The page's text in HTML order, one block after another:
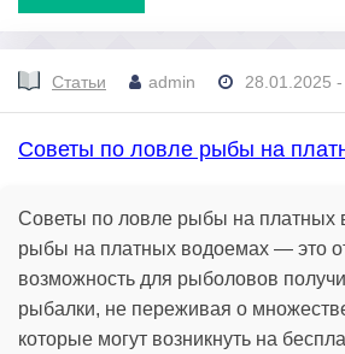
Статьи admin 28.01.2025
Советы по ловле рыбы на
Советы по ловле рыбы на платных
рыбы на платных водоемах — это
возможность для рыболовов
рыбалки, не переживая о
которые могут возникнуть на